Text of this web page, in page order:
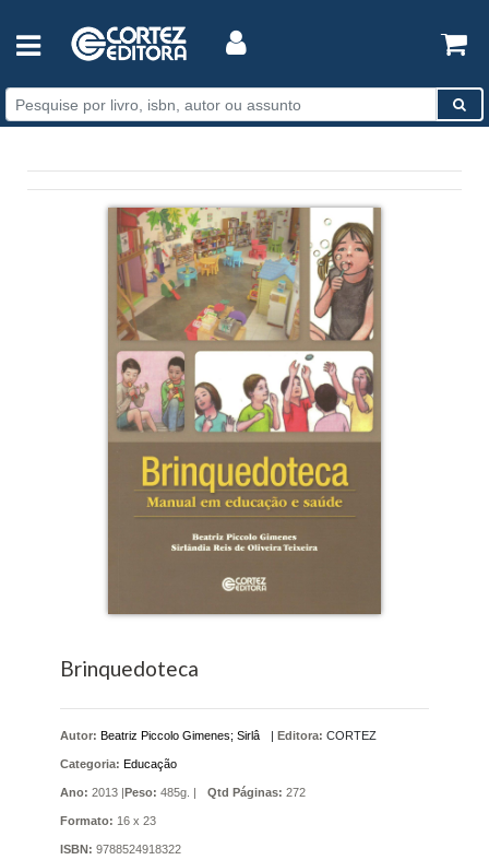
Brinquedoteca
Autor: Beatriz Piccolo Gimenes; Sirlâ | Editora: CORTEZ
Categoria: Educação
Ano: 2013 |Peso: 485g. | Qtd Páginas: 272
Formato: 16 x 23
ISBN: 9788524918322